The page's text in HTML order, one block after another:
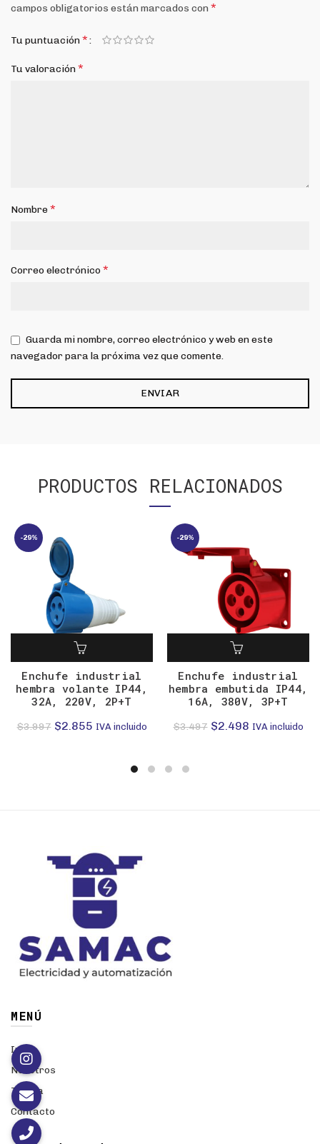
campos obligatorios están marcados con *
Tu puntuación*
Tu valoración*
Nombre*
Correo electrónico*
Guarda mi nombre, correo electrónico y web en este
navegador para la próxima vez que comente.
PRODUCTOS RELACIONADOS
-29%
Enchufe industrial
hembra volante IP44,
32A, 220V, 2P+T
$3.997 El
$2.855ElIVA incluido
-29%
Enchufe industrial
hembra embutida IP44,
16A, 380V, 3P+T
$3.497 El
$2.498ElIVA incluido
MENÚ
Inicio
Nosotros
Tienda
Contacto